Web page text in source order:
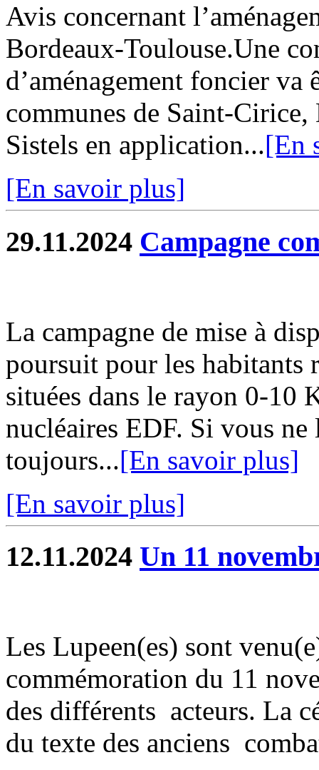
Avis concernant
Bordeaux-Toulouse.Une
d’aménagement foncier va
communes de Saint-
Sistels en application...[En
[En savoir plus]
29.11.2024 Campagne
La campagne de mise à
poursuit pour les habitants
situées dans le rayon 0-10
nucléaires EDF. Si vous
toujours...[En savoir plus]
[En savoir plus]
12.11.2024 Un 11
Les Lupeen(es) sont
commémoration du 11
des différents acteurs. La
du texte des anciens